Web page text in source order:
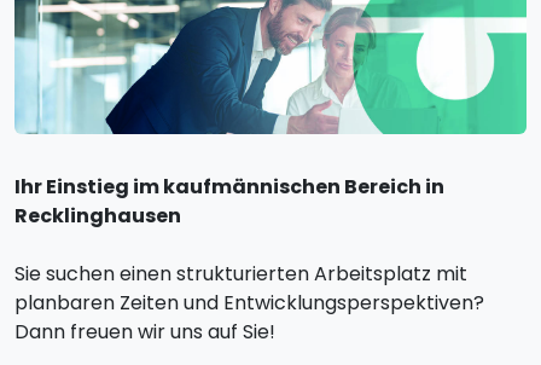
Ihr Einstieg im kaufmännischen Bereich in
Recklinghausen
Sie suchen einen strukturierten Arbeitsplatz mit
planbaren Zeiten und Entwicklungsperspektiven?
Dann freuen wir uns auf Sie!